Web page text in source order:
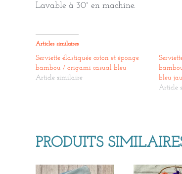
Lavable à 30° en machine.
Articles similaires
Serviette élastiquée coton et éponge
bambou / origami casual bleu
Article similaire
bleu
Article
PRODUITS